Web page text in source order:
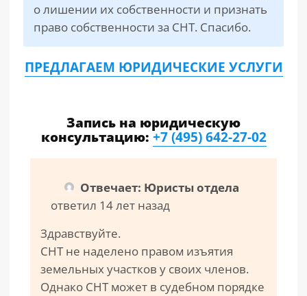
о лишении их собственности и признать
право собственности за СНТ. Спасибо.
ПРЕДЛАГАЕМ ЮРИДИЧЕСКИЕ УСЛУГИ
Запись на юридическую
консультацию:+7 (495) 642-27-02
Отвечает: Юристы отдела
ответил 14 лет назад
Здравствуйте.
СНТ не наделено правом изъятия
земельных участков у своих членов.
Однако СНТ может в судебном порядке